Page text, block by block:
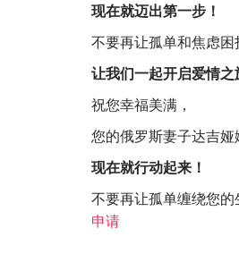
现在就迈出第一步！
不要再让孤单和焦虑
让我们一起开启爱情之
祝您幸福美满，
您的俄罗斯妻子达吉
现在就行动起来！
不要再让孤单缠绕您
申请